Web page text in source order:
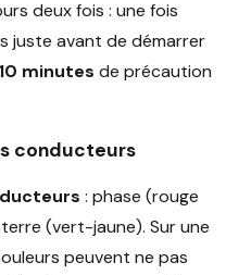
deux fois : une fois
juste avant de démarrer
10 minutes de précaution
conducteurs
: phase (rouge
(vert-jaune). Sur une
peuvent ne pas